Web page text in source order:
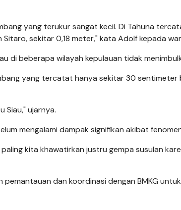
yang terukur sangat kecil. Di Tahuna
sekitar 0,18 meter," kata Adolf kepada
di beberapa wilayah kepulauan tidak
yang tercatat hanya sekitar 30 sentimeter
Siau," ujarnya.
mengalami dampak signifikan akibat
kita khawatirkan justru gempa susulan
pemantauan dan koordinasi dengan BMKG